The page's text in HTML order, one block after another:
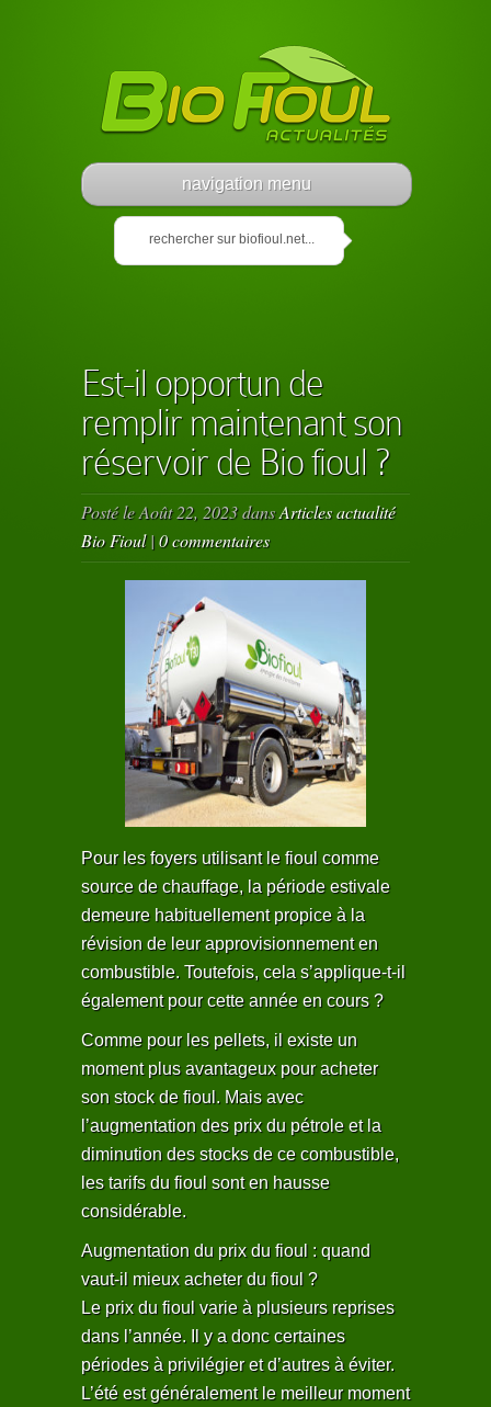
navigation menu
Est-il opportun de
remplir maintenant son
réservoir de Bio fioul ?
Posté le Août 22, 2023 dansArticles actualité
Bio Fioul|0 commentaires
Pour les foyers utilisant le fioul comme
source de chauffage, la période estivale
demeure habituellement propice à la
révision de leur approvisionnement en
combustible. Toutefois, cela s’applique-t-il
également pour cette année en cours ?
Comme pour les pellets, il existe un
moment plus avantageux pour acheter
son stock de fioul. Mais avec
l’augmentation des prix du pétrole et la
diminution des stocks de ce combustible,
les tarifs du fioul sont en hausse
considérable.
Augmentation du prix du fioul : quand
vaut-il mieux acheter du fioul ?
Le prix du fioul varie à plusieurs reprises
dans l’année. Il y a donc certaines
périodes à privilégier et d’autres à éviter.
L’été est généralement le meilleur moment